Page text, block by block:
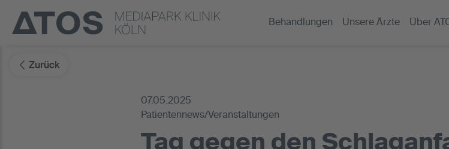
Behandlungen Unsere Ärzte Über
Zurück
07.05.2025
Patientennews/Veranstaltungen
Tag gegen den